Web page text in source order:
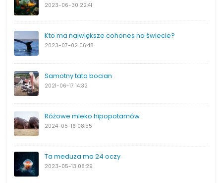
2023-06-30 22:41
Kto ma największe cohones na świecie?
2023-07-02 06:48
Samotny tata bocian
2021-06-17 14:32
Różowe mleko hipopotamów
2024-05-16 08:55
Ta meduza ma 24 oczy
2023-05-13 08:29